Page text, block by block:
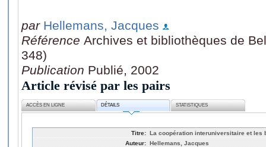
par Hellemans, Jacques
Référence Archives et bibliothèques de
348)
Publication Publié, 2002
Article révisé par les pairs
ACCÈS EN LIGNE DÉTAILS STATISTIQUES
Titre: La coopération interuniversitaire et les
Auteur: Hellemans, Jacques